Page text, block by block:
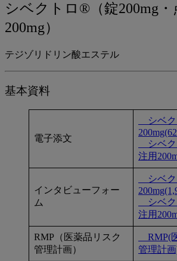
基
本
資
料
ダ
シベクトロ®（錠200mg・
200mg）
テジゾリドリン酸エステル
基本資料
電子添文
シベク
シベク
注用
インタビューフォー
ム
シベク
シベク
注用
RMP（医薬品リスク
管理計画）
RMP(
管理計